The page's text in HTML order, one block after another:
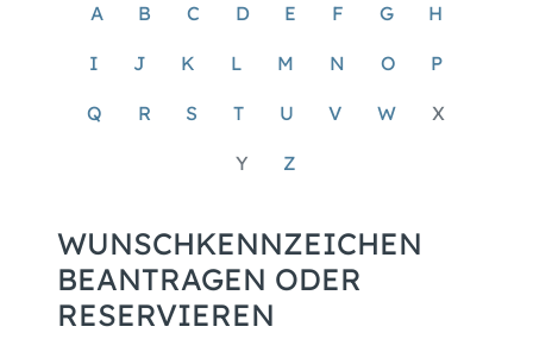
A B C D E F G H
I J K L M N O P
Q R S T U V W X
Y Z
WUNSCHKENNZEICHEN
BEANTRAGEN ODER
RESERVIEREN